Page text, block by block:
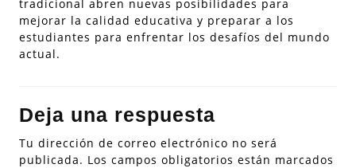
tradicional abren nuevas posibilidades para
mejorar la calidad educativa y preparar a los
estudiantes para enfrentar los desafíos del mundo
actual.
Deja una respuesta
Tu dirección de correo electrónico no será
publicada. Los campos obligatorios están marcados